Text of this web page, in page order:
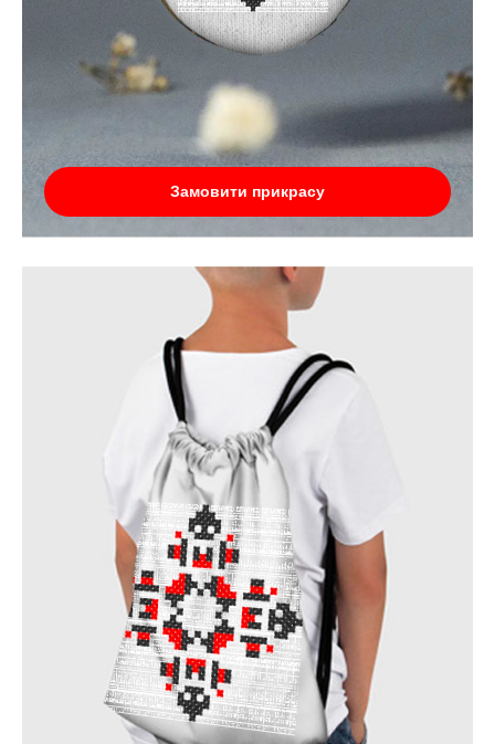
Замовити прикрасу